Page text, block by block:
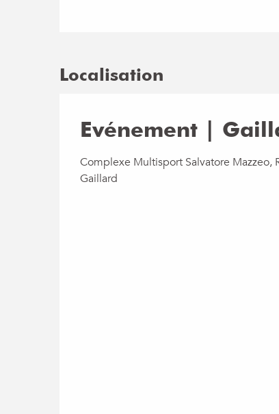
Localisation
Evénement |
Complexe Multisport Salvatore Mazzeo,
Gaillard